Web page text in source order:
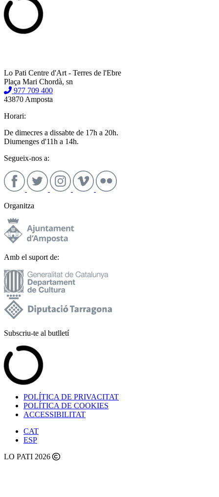
Lo Pati Centre d'Art - Terres de l'Ebre
Plaça Mari Chordà, sn
977 709 400
43870 Amposta
Horari:
De dimecres a dissabte de 17h a 20h.
Diumenges d'11h a 14h.
Segueix-nos a:
Organitza
Amb el suport de:
Subscriu-te al butlletí
POLÍTICA DE PRIVACITAT
POLÍTICA DE COOKIES
ACCESSIBILITAT
CAT
ESP
LO PATI 2026